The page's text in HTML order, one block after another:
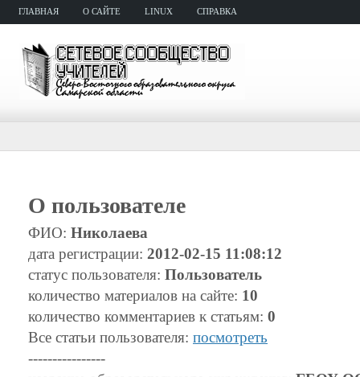
ГЛАВНАЯ О САЙТЕ LINUX СПРАВКА
О пользователе
ФИО: Николаева
дата регистрации: 2012-02-15 11:08:12
статус пользователя: Пользователь
количество материалов на сайте: 10
количество комментариев к статьям: 0
Все статьи пользователя: посмотреть
----------------